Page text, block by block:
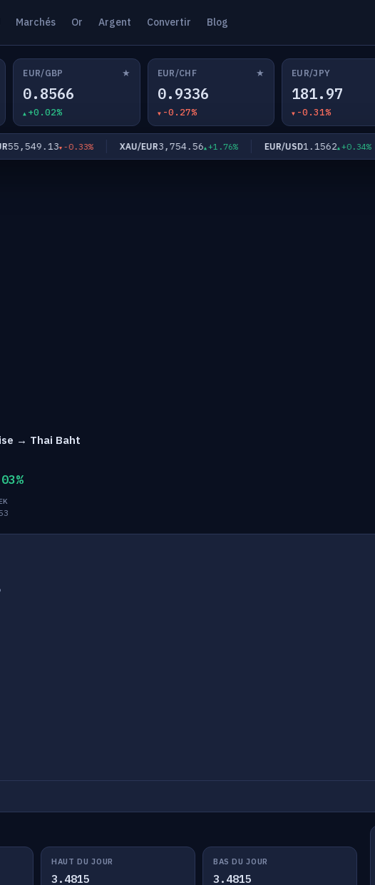
Marchés Or Argent Convertir Blog
EUR/GBP ★
0.8566
+0.02%
EUR/CHF ★
0.9336
-0.27%
EUR/JPY
181.97
-0.31%
-0.33% XAU/EUR3,754.56 +1.76% EUR/USD1.1562 +0.34%
→ Thai Baht
HAUT DU JOUR
3.4815
BAS DU JOUR
3.4815